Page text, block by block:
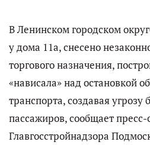
В Ленинском городском
у дома 11а, снесено
торгового назначения,
«нависала» над остановкой
транспорта, создавая угрозу
пассажиров, сообщает пресс-
Главгосстройнадзора